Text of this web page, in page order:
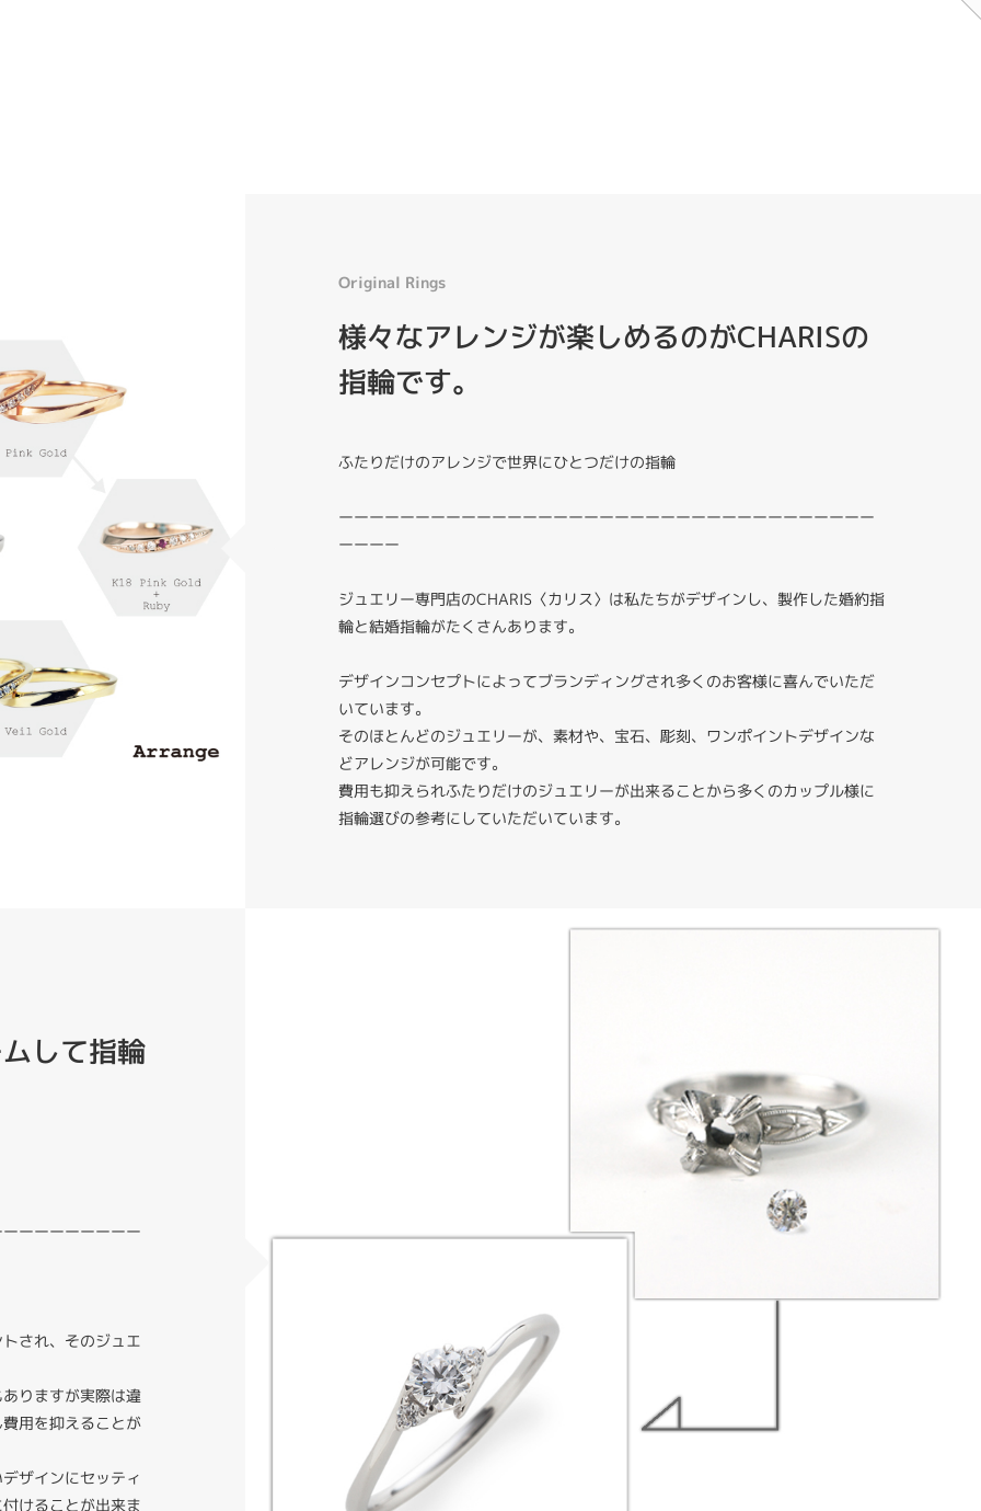
Original Rings
様々なアレンジが楽しめるのがCHARISの
指輪です。
ふたりだけのアレンジで世界にひとつだけの指輪
ーーーーーーーーーーーーーーーーーーーーーーーーーーーーーーーーーーー
ーーーー
ジュエリー専門店のCHARIS〈カリス〉は私たちがデザインし、製作した婚約指
輪と結婚指輪がたくさんあります。
デザインコンセプトによってブランディングされ多くのお客様に喜んでいただ
いています。
そのほとんどのジュエリーが、素材や、宝石、彫刻、ワンポイントデザインな
どアレンジが可能です。
費用も抑えられふたりだけのジュエリーが出来ることから多くのカップル様に
指輪選びの参考にしていただいています。
して指輪
ーーーーーーーー
され、そのジュエ
りますが実際は違
用を抑えることが
ザインにセッティ
けることが出来ま